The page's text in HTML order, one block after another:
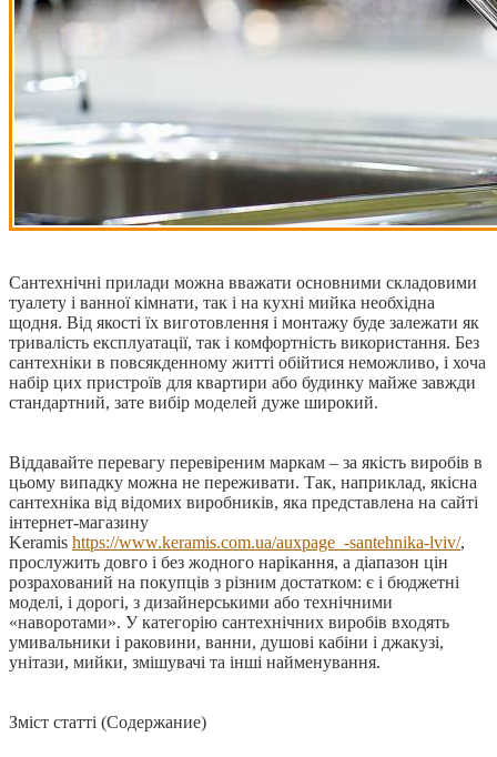
Сантехнічні прилади можна вважати основними складовими
туалету і ванної кімнати, так і на кухні мийка необхідна
щодня. Від якості їх виготовлення і монтажу буде залежати як
тривалість експлуатації, так і комфортність використання. Без
сантехніки в повсякденному житті обійтися неможливо, і хоча
набір цих пристроїв для квартири або будинку майже завжди
стандартний, зате вибір моделей дуже широкий.
Віддавайте перевагу перевіреним маркам – за якість виробів в
цьому випадку можна не переживати. Так, наприклад, якісна
сантехніка від відомих виробників, яка представлена на сайті
інтернет-магазину
Keramis https://www.keramis.com.ua/auxpage_-santehnika-lviv/,
прослужить довго і без жодного нарікання, а діапазон цін
розрахований на покупців з різним достатком: є і бюджетні
моделі, і дорогі, з дизайнерськими або технічними
«наворотами». У категорію сантехнічних виробів входять
умивальники і раковини, ванни, душові кабіни і джакузі,
унітази, мийки, змішувачі та інші найменування.
Зміст статті (Содержание)